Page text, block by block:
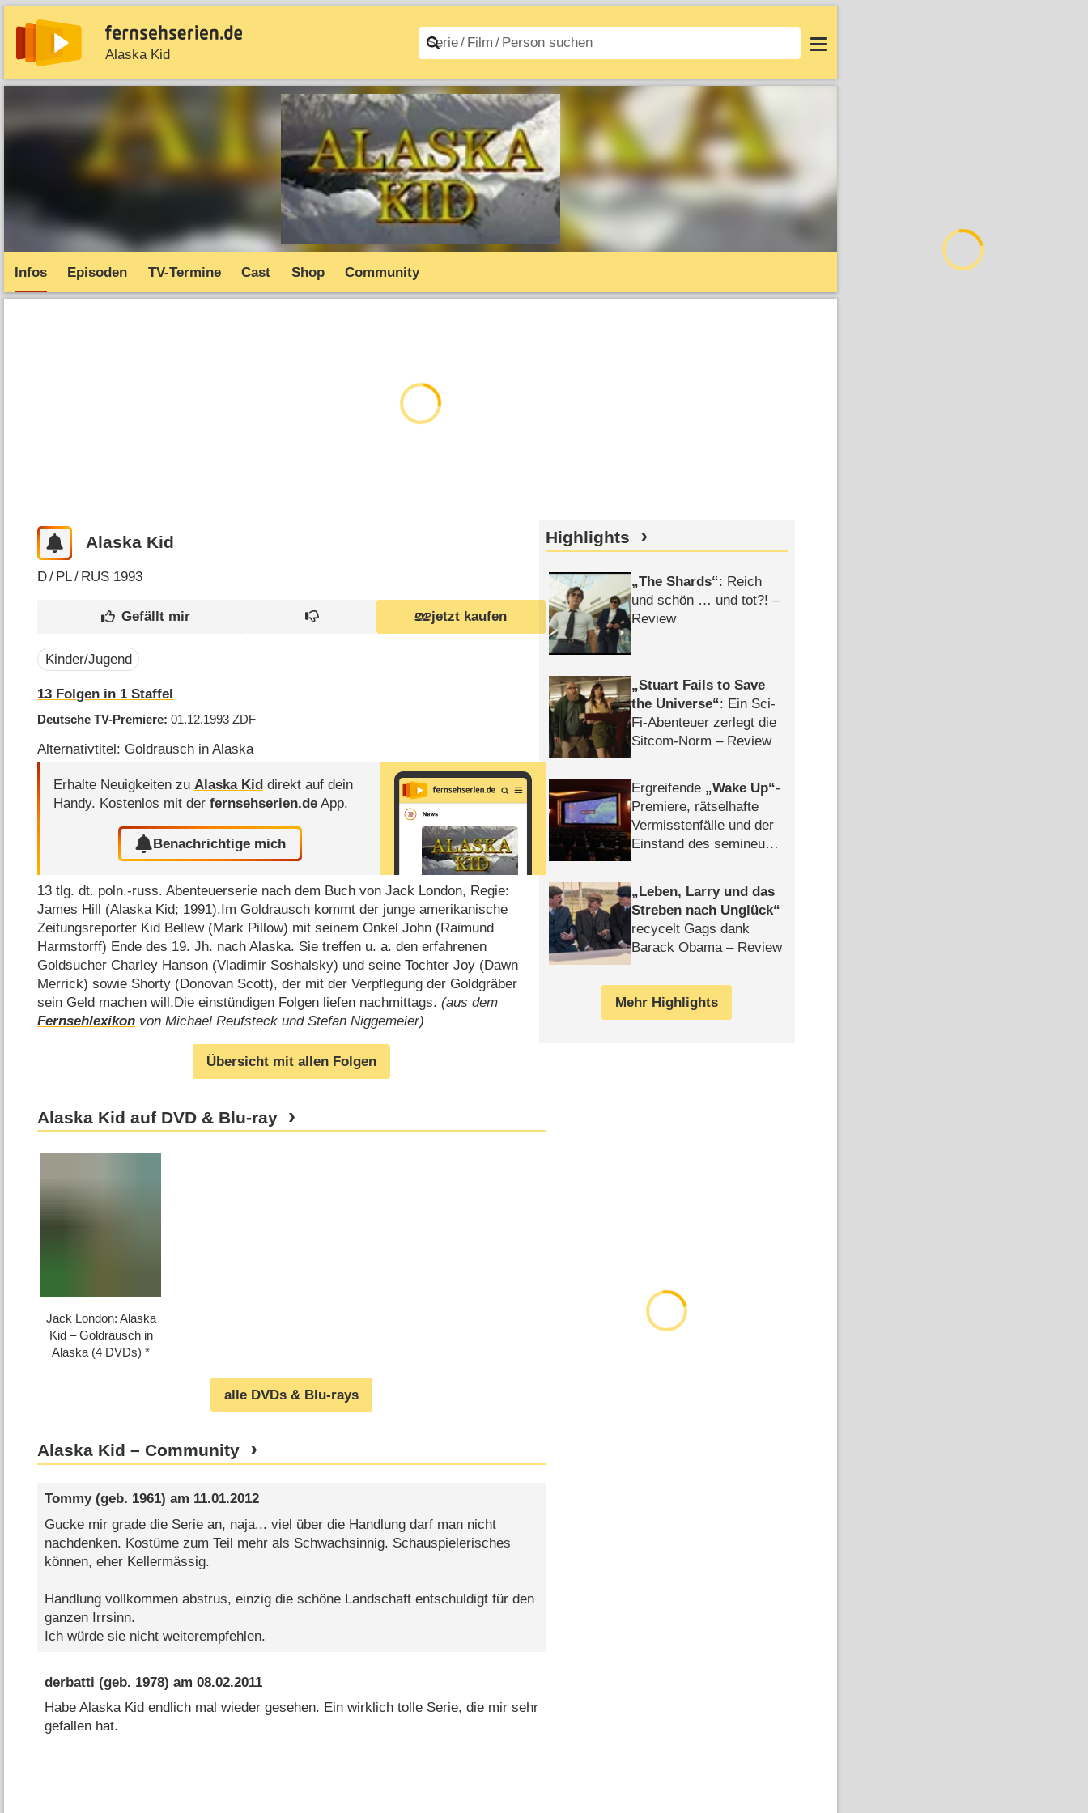
Alaska Kid
News Entdecken Streaming Filme A–Z Login
Infos Episoden TV-Termine Cast Shop Community
Alaska Kid
D/ PL/ RUS 1993
jetzt kaufen
Kinder/Jugend
13 Folgen in 1 Staffel
Deutsche TV-Premiere 01.12.1993ZDF
Alternativtitel: Goldrausch in Alaska
Erhalte Neuigkeiten zuAlaska Kid direkt auf dein
Handy. Kostenlos mit derfernsehserien.de App.
Benachrichtige mich
13 tlg. dt. poln.-russ. Abenteuerserie nach dem Buch von Jack London, Regie:
James Hill (Alaska Kid; 1991).Im Goldrausch kommt der junge amerikanische
Zeitungsreporter Kid Bellew (Mark Pillow) mit seinem Onkel John (Raimund
Harmstorff) Ende des 19. Jh. nach Alaska. Sie treffen u. a. den erfahrenen
Goldsucher Charley Hanson (Vladimir Soshalsky) und seine Tochter Joy (Dawn
Merrick) sowie Shorty (Donovan Scott), der mit der Verpflegung der Goldgräber
sein Geld machen will.Die einstündigen Folgen liefen nachmittags.(aus dem
Fernsehlexikon von Michael Reufsteck und Stefan Niggemeier)
Übersicht mit allen Folgen
Alaska Kid auf DVD & Blu-ray
Jack London: Alaska
Kid – Goldrausch in
Alaska (4 DVDs)
alle DVDs & Blu-rays
Alaska Kid – Community
Tommy(geb. 1961) am 11.01.2012
Gucke mir grade die Serie an, naja... viel über die Handlung darf man nicht
nachdenken. Kostüme zum Teil mehr als Schwachsinnig. Schauspielerisches
können, eher Kellermässig.
Handlung vollkommen abstrus, einzig die schöne Landschaft entschuldigt für den
ganzen Irrsinn.
Ich würde sie nicht weiterempfehlen.
derbatti (geb. 1978) am 08.02.2011
Habe Alaska Kid endlich mal wieder gesehen. Ein wirklich tolle Serie, die mir sehr
gefallen hat.
Highlights
The Shards : Reich
und schön … und tot?! –
Review
Stuart Fails to Save
the Universe : Ein Sci-
Fi-Abenteuer zerlegt die
Sitcom-Norm – Review
Ergreifende Wake Up -
Premiere, rätselhafte
Vermisstenfälle und der
Einstand des semineuen
Leben, Larry und das
Streben nach Unglück
recycelt Gags dank
Barack Obama – Review
Mehr Highlights